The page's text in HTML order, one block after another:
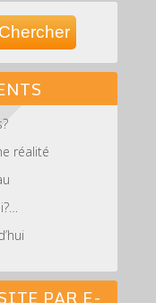
réalité
PAR E-